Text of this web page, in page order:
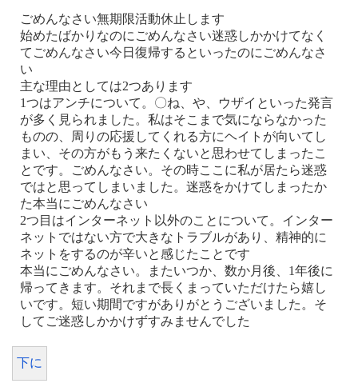
ごめんなさい無期限活動休止します
始めたばかりなのにごめんなさい迷惑しかかけてなく
てごめんなさい今日復帰するといったのにごめんなさ
い
主な理由としては2つあります
1つはアンチについて。〇ね、や、ウザイといった発言
が多く見られました。私はそこまで気にならなかった
ものの、周りの応援してくれる方にヘイトが向いてし
まい、その方がもう来たくないと思わせてしまったこ
とです。ごめんなさい。その時ここに私が居たら迷惑
ではと思ってしまいました。迷惑をかけてしまったか
た本当にごめんなさい
2つ目はインターネット以外のことについて。インター
ネットではない方で大きなトラブルがあり、精神的に
ネットをするのが辛いと感じたことです
本当にごめんなさい。またいつか、数か月後、1年後に
帰ってきます。それまで長くまっていただけたら嬉し
いです。短い期間ですがありがとうございました。そ
してご迷惑しかかけずすみませんでした
下に